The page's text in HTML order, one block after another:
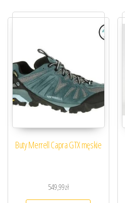
Buty Merrell Capra GTX męskie
549,99zł